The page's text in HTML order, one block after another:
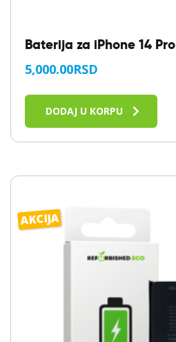
Baterija za iPhone 14 Pro
5,000.00RSD
DODAJ U KORPU
AKCIJA